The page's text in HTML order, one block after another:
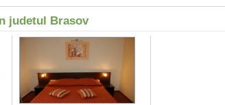
judetul Brasov